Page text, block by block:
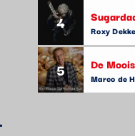
4 Roxy
5 De
Marco de